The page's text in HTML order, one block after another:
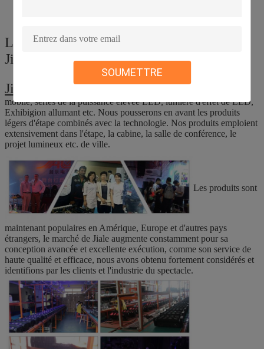
SOUMETTRE
L'électronique Cie., Ltd de Guangzhou
Jiale.
Jiale
mobile, séries de la puissance élevée LED, lumière d'effet de LED,
Exhibigion allumant etc. Nous pousserons en avant les produits
légers d'étape combinés avec la technologie. Nos produits emploient
extensivement dans l'étape, la cabine, la salle de conférence, le
projet lumineux etc. de ville.
Les produits sont
maintenant populaires en Amérique, Europe et d'autres pays
étrangers, le marché de Jiale augmente constamment pour sa
conception avancée et excellente exécution, comme son service de
haute qualité et efficace, nous avons obtenu fortement considérés et
identifions par les clients et l'industrie du spectacle.